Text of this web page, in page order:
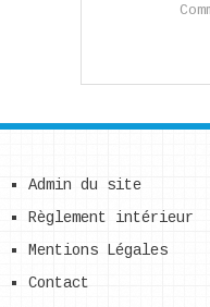
Admin du site
Règlement intérieur
Mentions Légales
Contact